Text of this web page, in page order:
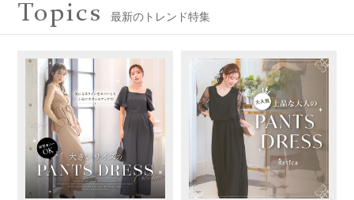
Topics 最新のトレンド特集